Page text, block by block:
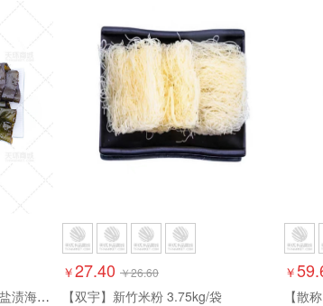
【冷冻】【和泽顺】 海带头/盐渍海带头 5kg
￥27.40 ￥26.60
【双宇】新竹米粉 3.75kg/袋
￥
【散